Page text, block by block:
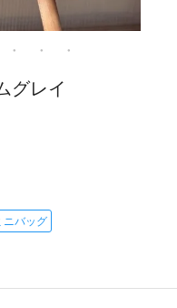
グレイ
ニバッグ